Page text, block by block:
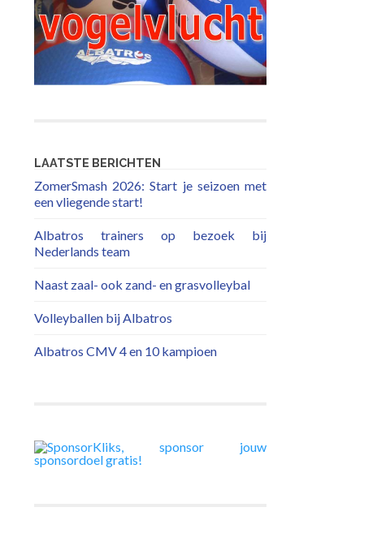
LAATSTE BERICHTEN
ZomerSmash 2026: Start je seizoen met
een vliegende start!
Albatros trainers op bezoek bij
Nederlands team
Naast zaal- ook zand- en grasvolleybal
Volleyballen bij Albatros
Albatros CMV 4 en 10 kampioen